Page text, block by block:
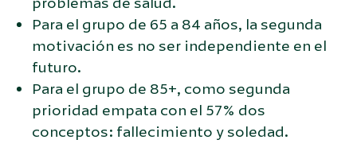
Para el grupo de 65 a 84 años, la segunda
motivación es no ser independiente en el
futuro.
Para el grupo de 85+, como segunda
prioridad empata con el 57% dos
conceptos: fallecimiento y soledad.